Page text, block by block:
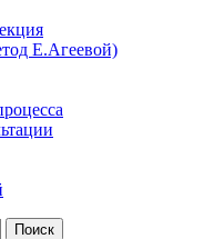
Е.Агеевой)